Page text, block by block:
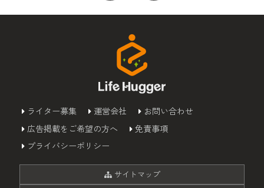
ライター募集 運営会社
お問い合わせ
広告掲載をご希望の方へ
免責事項
プライバシーポリシー
サイトマップ